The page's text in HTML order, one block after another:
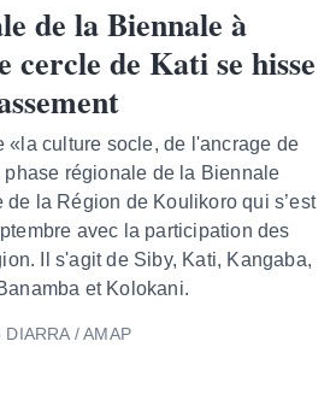
de la Biennale à
de Kati se hisse
«la culture socle, de l'ancrage de
phase régionale de la Biennale
la Région de Koulikoro qui s’est
avec la participation des
Il s'agit de Siby, Kati, Kangaba,
et Kolokani.
/ AMAP